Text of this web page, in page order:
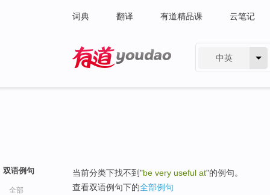
词典 翻译 有道精品课 云笔记
中英
双语例句
全部
当前分类下找不到"be very useful at"的例句。
查看双语例句下的全部例句